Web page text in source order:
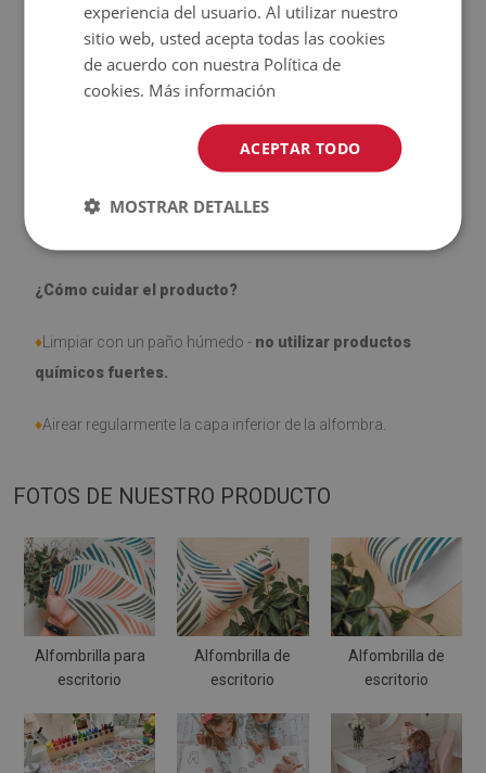
El productofácil de limpiar, resistente a las manchas y al
Tenga en cuenta que los daños causados por el uso
debido al paso del tiempo (por ejemplo, abrasión) no son
¿Cómo cuidar el producto?
♦ Limpiar con un paño húmedo - no utilizar productos
químicos fuertes.
♦Airear regularmente la capa inferior de la alfombra.
FOTOS DE NUESTRO PRODUCTO
Alfombrilla para
escritorio
Alfombrilla de
escritorio
Alfombrilla de
escritorio
experiencia del usuario. Al utilizar nuestro
sitio web, usted acepta todas las cookies
de acuerdo con nuestra Política de
cookies. Más información
ACEPTAR TODO
MOSTRAR DETALLES